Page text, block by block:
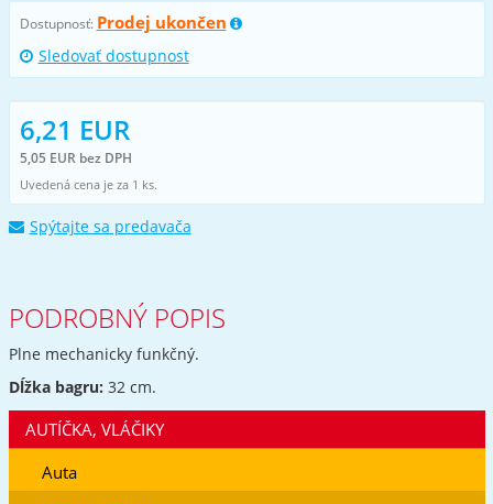
Dostupnosť: Prodej ukončen
Sledovať dostupnost
6,21 EUR
5,05 EUR bez DPH
Uvedená cena je za 1 ks.
Spýtajte sa predavača
PODROBNÝ POPIS
Plne mechanicky funkčný.
Dĺžka bagru: 32 cm.
AUTÍČKA, VLÁČIKY
Auta